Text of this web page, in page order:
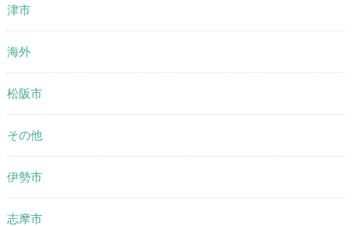
津市
海外
松阪市
その他
伊勢市
志摩市